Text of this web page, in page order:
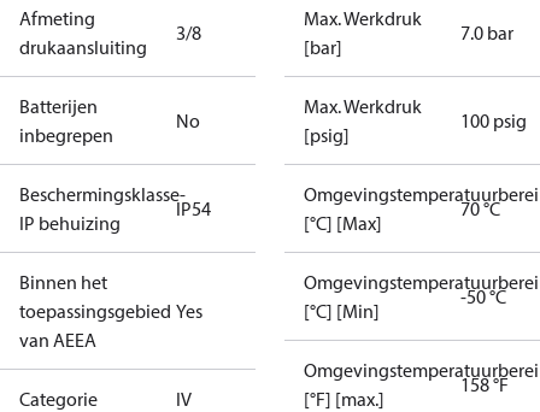
Afmeting
drukaansluiting
3/8
Batterijen
inbegrepen
No
Beschermingsklasse-
IP behuizing
IP54
Binnen het
toepassingsgebied
van AEEA
Yes
Categorie IV
Max. Werkdruk
[bar]
7.0 bar
Max. Werkdruk
[psig]
100 psig
[°C] [Max]
70 °C
[°C] [Min]
-50 °C
[°F] [max.]
158 °F